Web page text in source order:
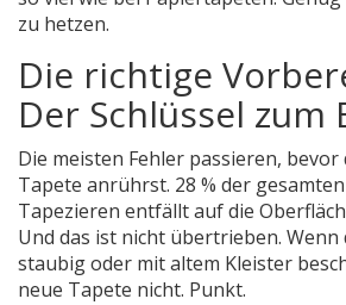
zu hetzen.
Die richtige
Der Schlüssel zum
Die meisten Fehler passieren,
Tapete anrührst. 28 % der
Tapezieren entfällt auf die
Und das ist nicht übertrieben. Wenn
staubig oder mit altem Kleister
neue Tapete nicht. Punkt.